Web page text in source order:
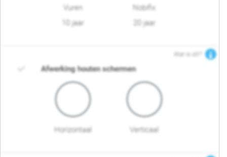
Vuren
10 jaar
Nobifix
20 jaar
Wat is dit?
Afwerking houten schermen
Horizontaal Verticaal